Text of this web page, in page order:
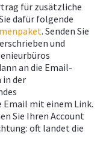
für zusätzliche
dafür folgende
. Senden Sie
und
an die Email-
in der
mit einem Link.
Sie Ihren Account
oft landet die